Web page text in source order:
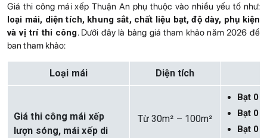
Giá thi công mái xếp Thuận An phụ thuộc vào nhiều yếu tố như:
loại mái, diện tích, khung sắt, chất liệu bạt, độ dày, phụ kiện
và vị trí thi công. Dưới đây là bảng giá tham khảo năm 2026 để
ban tham khảo:
Loại mái Diện tích
Giá thi công mái xếp
lượn sóng, mái xếp di
Từ 30m² – 100m²
Bạt
Bạt
Bạt